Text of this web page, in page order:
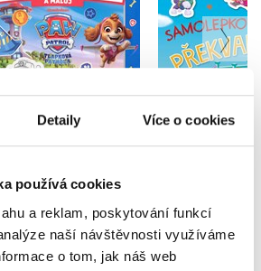
Detaily Více o cookies
používá cookies
a reklam, poskytování funkcí
naší návštěvnosti využíváme
o tom, jak náš web
magnetky
Kolektiv
183 Kč 199 Kč